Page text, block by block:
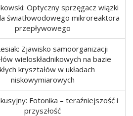
Optyczny sprzęgacz wiązki
światłowodowego mikroreaktora
przepływowego
Zjawisko samoorganizacji
wieloskładnikowych na bazie
kryształów w układach
niskowymiarowych
Fotonika – teraźniejszość i
przyszłość